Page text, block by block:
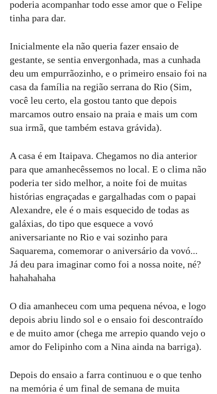
poderia acompanhar todo esse amor que o Felipe
tinha para dar.
Inicialmente ela não queria fazer ensaio de
gestante, se sentia envergonhada, mas a cunhada
deu um empurrãozinho, e o primeiro ensaio foi na
casa da família na região serrana do Rio (Sim,
você leu certo, ela gostou tanto que depois
marcamos outro ensaio na praia e mais um com
sua irmã, que também estava grávida).
A casa é em Itaipava. Chegamos no dia anterior
para que amanhecêssemos no local. E o clima não
poderia ter sido melhor, a noite foi de muitas
histórias engraçadas e gargalhadas com o papai
Alexandre, ele é o mais esquecido de todas as
galáxias, do tipo que esquece a vovó
aniversariante no Rio e vai sozinho para
Saquarema, comemorar o aniversário da vovó...
Já deu para imaginar como foi a nossa noite, né?
hahahahaha
O dia amanheceu com uma pequena névoa, e logo
depois abriu lindo sol e o ensaio foi descontraído
e de muito amor (chega me arrepio quando vejo o
amor do Felipinho com a Nina ainda na barriga).
Depois do ensaio a farra continuou e o que tenho
na memória é um final de semana de muita